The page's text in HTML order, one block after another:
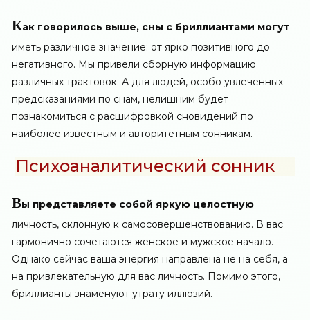
Как говорилось выше, сны с бриллиантами могут
иметь различное значение: от ярко позитивного до
негативного. Мы привели сборную информацию
различных трактовок. А для людей, особо увлеченных
предсказаниями по снам, нелишним будет
познакомиться с расшифровкой сновидений по
наиболее известным и авторитетным сонникам.
Психоаналитический сонник
Вы представляете собой яркую целостную
личность, склонную к самосовершенствованию. В вас
гармонично сочетаются женское и мужское начало.
Однако сейчас ваша энергия направлена не на себя, а
на привлекательную для вас личность. Помимо этого,
бриллианты знаменуют утрату иллюзий.